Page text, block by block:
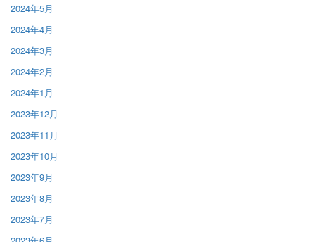
2024年5月
2024年4月
2024年3月
2024年2月
2024年1月
2023年12月
2023年11月
2023年10月
2023年9月
2023年8月
2023年7月